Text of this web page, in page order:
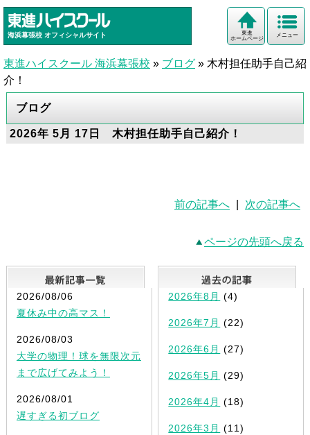
海浜幕張校 オフィシャルサイト メニュー
東進
ホームページ
東進ハイスクール 海浜幕張校 » ブログ » 木村担任助手自己紹
介！
ブログ
2026年 5月 17日 木村担任助手自己紹介！
前の記事へ 次の記事へ
ページの先頭へ戻る
最新記事一覧
2026/08/06
夏休み中の高マス！
2026/08/03
大学の物理！球を無限次元
まで広げてみよう！
2026/08/01
遅すぎる初ブログ
2026年8月 (4)
2026年7月 (22)
2026年6月 (27)
2026年5月 (29)
2026年4月 (18)
2026年3月 (11)